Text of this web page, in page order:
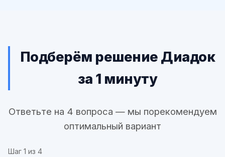
Подберём решение Диадок
за 1 минуту
Ответьте на 4 вопроса — мы порекомендуем
оптимальный вариант
Шаг 1 из 4